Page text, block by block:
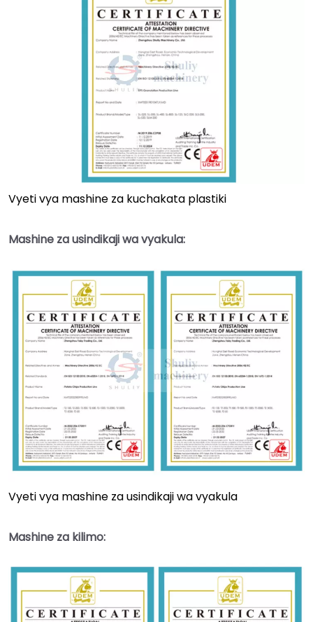
Vyeti vya mashine za kuchakata plastiki
Mashine za usindikaji wa vyakula:
Vyeti vya mashine za usindikaji wa vyakula
Mashine za kilimo: